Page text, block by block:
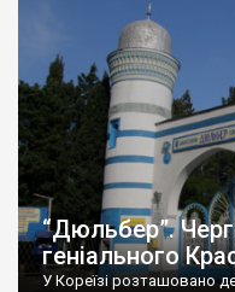
“Дюльбер”.
геніального
У Кореїзі розташовано